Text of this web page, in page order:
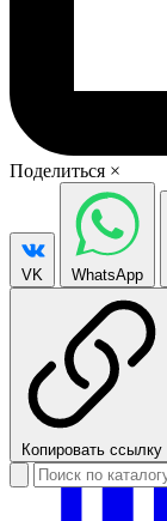
Поделиться ×
VK WhatsApp
Копировать ссылку